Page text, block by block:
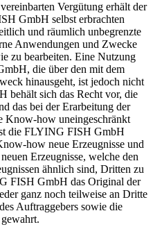
Vergütung erhält der
GmbH selbst erbrachten
und räumlich unbegrenzte
Anwendungen und Zwecke
zu bearbeiten. Eine Nutzung
die über den mit dem
hinausgeht, ist jedoch nicht
behält sich das Recht vor, die
das bei der Erarbeitung der
Know-how uneingeschränkt
die FLYING FISH GmbH
how neue Erzeugnisse und
Erzeugnisse, welche den
ähnlich sind, Dritten zu
FISH GmbH das Original der
ganz noch teilweise an Dritte
Auftraggebers sowie die